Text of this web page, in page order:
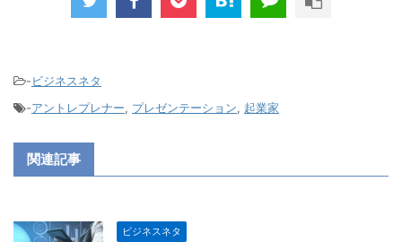
-ビジネスネタ
-アントレプレナー, プレゼンテーション, 起業家
関連記事
ビジネスネタ